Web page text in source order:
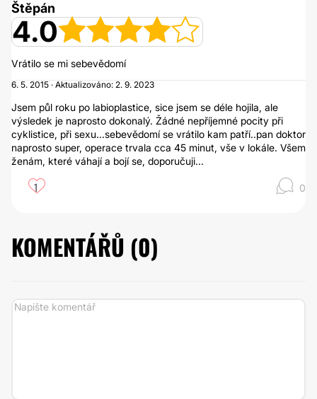
Štěpán
4.0
Vrátilo se mi sebevědomí
6. 5. 2015 · Aktualizováno: 2. 9. 2023
Jsem půl roku po labioplastice, sice jsem se déle hojila, ale
výsledek je naprosto dokonalý. Žádné nepříjemné pocity při
cyklistice, při sexu...sebevědomí se vrátilo kam patří..pan doktor
naprosto super, operace trvala cca 45 minut, vše v lokále. Všem
ženám, které váhají a bojí se, doporučuji...
1 0
KOMENTÁŘŮ (0)